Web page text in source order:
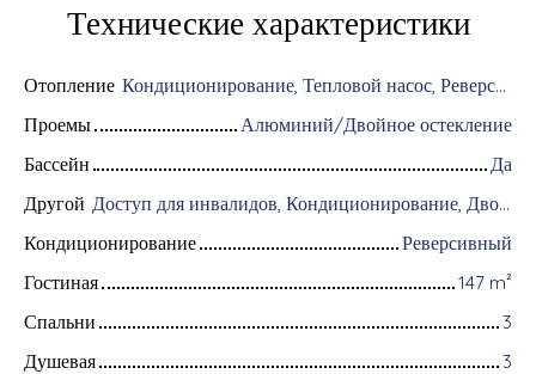
Технические характеристики
Отопление
Кондиционирование, Тепловой насос, Реверсивный
Проемы
Алюминий/Двойное остекление
Бассейн
Да
Другой
Доступ для инвалидов, Кондиционирование, Дворник, Цифровой код, Оборудование для домашней автоматизации, Оптоволоконный интернет, Хранитель, Хранение велосипедов, Моторизованные ворота, Бронированная дверь, Система охранной сигнализации, Видеофон
Кондиционирование
Реверсивный
Гостиная
147 m²
Спальни
3
Душевая
3